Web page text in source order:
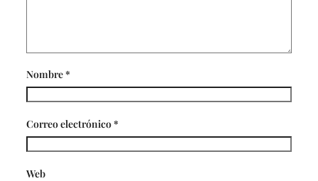
Nombre*
Correo electrónico*
Web